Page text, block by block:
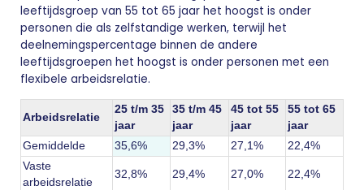
leeftijdsgroep van 55 tot 65 jaar het hoogst is onder
personen die als zelfstandige werken, terwijl het
deelnemingspercentage binnen de andere
leeftijdsgroepen het hoogst is onder personen met een
flexibele arbeidsrelatie.
Arbeidsrelatie
25 t/m 35
jaar
35 t/m 45
jaar
45 tot 55
jaar
55 tot 65
jaar
Gemiddelde
35,6% 29,3% 27,1%
22,4%
Vaste
arbeidsrelatie
32,8% 29,4% 27,0% 22,4%